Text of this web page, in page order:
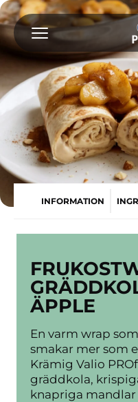
Fortsätt
till
innehållet
INFORMATION
ÄPPLE
En varm wrap
smakar mer som
Krämig Valio
gräddkola,
knapriga